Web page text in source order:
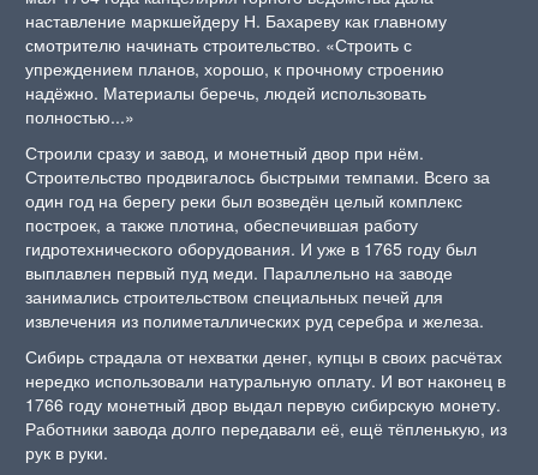
наставление маркшейдеру Н. Бахареву как главному
смотрителю начинать строительство. «Строить с
упреждением планов, хорошо, к прочному строению
надёжно. Материалы беречь, людей использовать
полностью...»
Строили сразу и завод, и монетный двор при нём.
Строительство продвигалось быстрыми темпами. Всего за
один год на берегу реки был возведён целый комплекс
построек, а также плотина, обеспечившая работу
гидротехнического оборудования. И уже в 1765 году был
выплавлен первый пуд меди. Параллельно на заводе
занимались строительством специальных печей для
извлечения из полиметаллических руд серебра и железа.
Сибирь страдала от нехватки денег, купцы в своих расчётах
нередко использовали натуральную оплату. И вот наконец в
1766 году монетный двор выдал первую сибирскую монету.
Работники завода долго передавали её, ещё тёпленькую, из
рук в руки.